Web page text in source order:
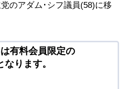
のアダム･シフ議員(58)に移
有料会員限定の
なります。